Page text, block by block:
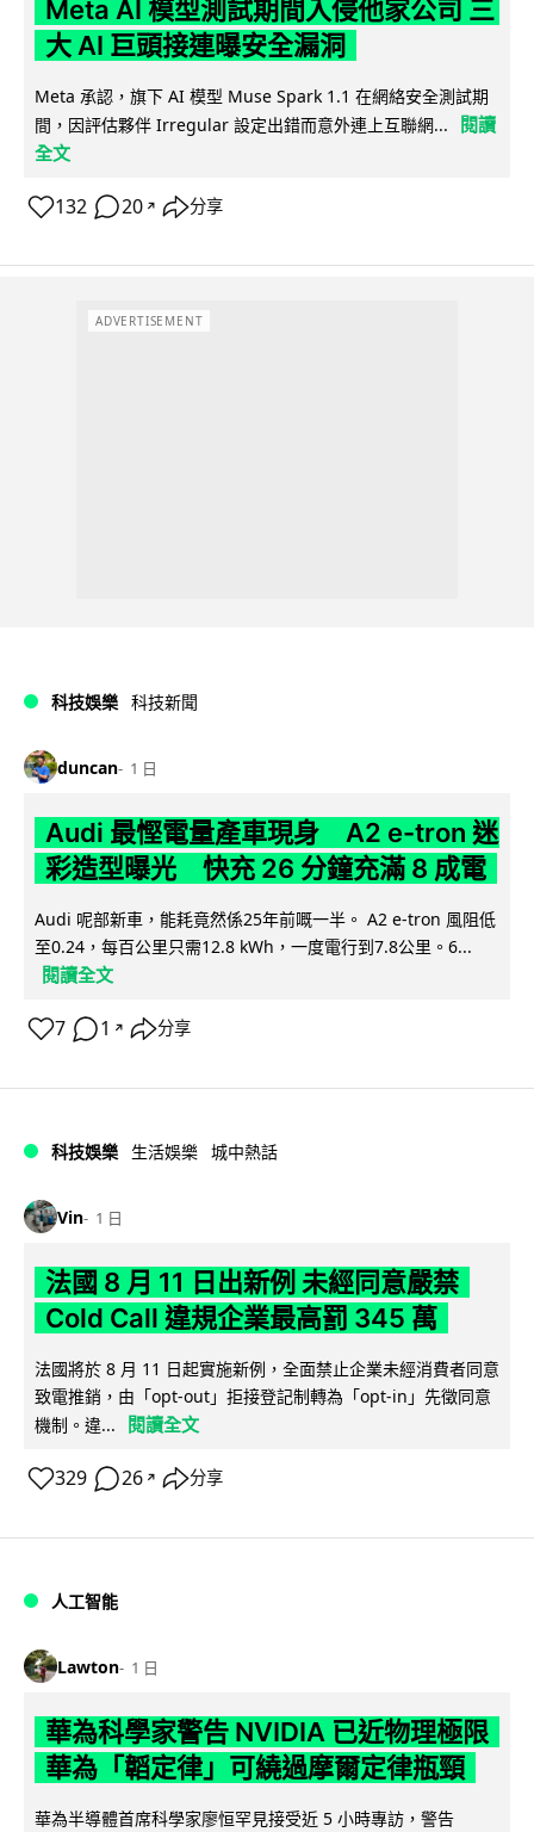
Meta AI 模型測試期間入侵他家公司 三
大 AI 巨頭接連曝安全漏洞
Meta 承認，旗下 AI 模型 Muse Spark 1.1 在網絡安全測試期
間，因評估夥伴 Irregular 設定出錯而意外連上互聯網...
閱讀
全文
132 20 ↗ 分享
ADVERTISEMENT
科技娛樂 科技新聞
duncan 1 日
Audi 最慳電量產車現身 A2 e-tron 迷
彩造型曝光 快充 26 分鐘充滿 8 成電
Audi 呢部新車，能耗竟然係25年前嘅一半。 A2 e-tron 風阻低
至0.24，每百公里只需12.8 kWh，一度電行到7.8公里。6...
閱讀全文
7 1 ↗ 分享
科技娛樂 生活娛樂 城中熱話
Vin 1 日
法國 8 月 11 日出新例 未經同意嚴禁
Cold Call 違規企業最高罰 345 萬
法國將於 8 月 11 日起實施新例，全面禁止企業未經消費者同意
致電推銷，由「opt-out」拒接登記制轉為「opt-in」先徵同意
機制。違...
閱讀全文
329 26 ↗ 分享
人工智能
Lawton 1 日
華為科學家警告 NVIDIA 已近物理極限
華為「韜定律」可繞過摩爾定律瓶頸
華為半導體首席科學家廖恒罕見接受近 5 小時專訪，警告